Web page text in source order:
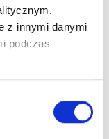
z innymi danymi
podczas